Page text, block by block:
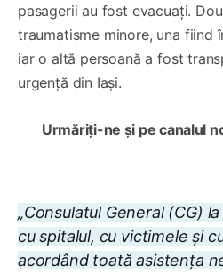
pasagerii au fost evacuați.
traumatisme minore, una fiind
iar o altă persoană a fost
urgență din Iași.
Urmăriți-ne și pe canalul
„Consulatul General (CG)
cu spitalul, cu victimele și
acordând toată asistența